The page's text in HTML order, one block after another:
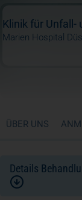
Klinik für Unfall-
Marien Hospital
ÜBER UNS
Details